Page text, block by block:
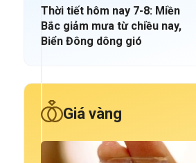
Thời tiết hôm nay 7-8: Miền
Bắc giảm mưa từ chiều nay,
Biển Đông dông gió
Giá vàng